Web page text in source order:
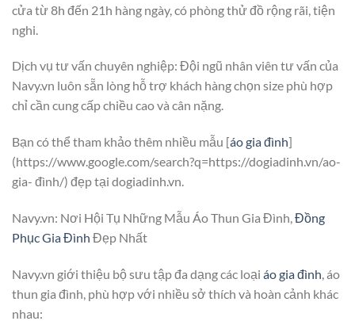
cửa từ 8h đến 21h hàng ngày, có phòng thử đồ rộng rãi, tiện
nghi.
Dịch vụ tư vấn chuyên nghiệp: Đội ngũ nhân viên tư vấn của
Navy.vn luôn sẵn lòng hỗ trợ khách hàng chọn size phù hợp
chỉ cần cung cấp chiều cao và cân nặng.
Bạn có thể tham khảo thêm nhiều mẫu [áo gia đình]
(https://www.google.com/search?q=https://dogiadinh.vn/ao-
gia- đình/) đẹp tại dogiadinh.vn.
Navy.vn: Nơi Hội Tụ Những Mẫu Áo Thun Gia Đình,Đồng
Phục Gia Đình Đẹp Nhất
Navy.vn giới thiệu bộ sưu tập đa dạng các loại áo gia đình , áo
thun gia đình, phù hợp với nhiều sở thích và hoàn cảnh khác
nhau: